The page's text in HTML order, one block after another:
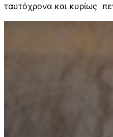
ταυτόχρονα και κυρίως